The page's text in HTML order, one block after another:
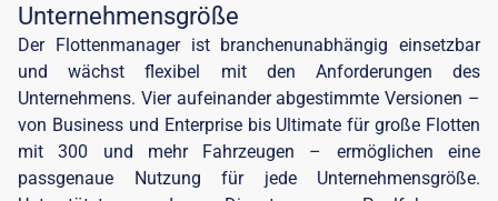
Unternehmensgröße
Der Flottenmanager ist branchenunabhängig einsetzbar
und wächst flexibel mit den Anforderungen des
Unternehmens. Vier aufeinander abgestimmte Versionen –
von Business und Enterprise bis Ultimate für große Flotten
mit 300 und mehr Fahrzeugen – ermöglichen eine
passgenaue Nutzung für jede Unternehmensgröße.